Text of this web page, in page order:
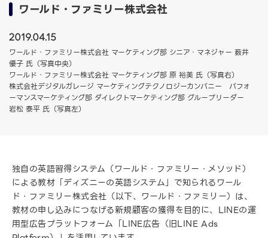
ワールド・ファミリー株式会社
2019.04.15
ワールド・ファミリー株式会社 マーケティング部 シニア・マネジャー 薮井
優子 氏（写真中央）
ワールド・ファミリー株式会社 マーケティング部 原 裕美 氏（写真右）
株式会社デジタルガレージ マーケティングテクノロジーカンパニー パフォ
ーマンスマーケティング部 ダイレクトマーケティング部 グループリーダー
岩松 泰平 氏（写真左）
独自の英語習得システム（ワールド・ファミリー・メソッド）
による教材「ディズニーの英語システム」で知られるワール
ド・ファミリー株式会社（以下、ワールド・ファミリー）は、
教材の申し込みにつなげる新規顧客の獲得を目的に、LINEの運
用型広告プラットフォーム「LINE広告（旧LINE Ads